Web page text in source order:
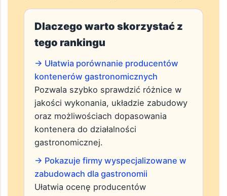
Dlaczego warto skorzystać z
tego rankingu
→ Ułatwia porównanie producentów
kontenerów gastronomicznych
Pozwala szybko sprawdzić różnice w
jakości wykonania, układzie zabudowy
oraz możliwościach dopasowania
kontenera do działalności
gastronomicznej.
→ Pokazuje firmy wyspecjalizowane w
zabudowach dla gastronomii
Ułatwia ocenę producentów